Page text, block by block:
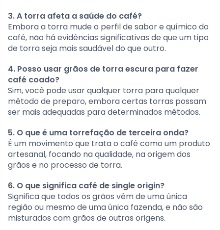
3. A torra afeta a saúde do café?
Embora a torra mude o perfil de sabor e químico do
café, não há evidências significativas de que um tipo
de torra seja mais saudável do que outro.
4. Posso usar grãos de torra escura para fazer
café coado?
Sim, você pode usar qualquer torra para qualquer
método de preparo, embora certas torras possam
ser mais adequadas para determinados métodos.
5. O que é uma torrefação de terceira onda?
É um movimento que trata o café como um produto
artesanal, focando na qualidade, na origem dos
grãos e no processo de torra.
6. O que significa café de single origin?
Significa que todos os grãos vêm de uma única
região ou mesmo de uma única fazenda, e não são
misturados com grãos de outras origens.